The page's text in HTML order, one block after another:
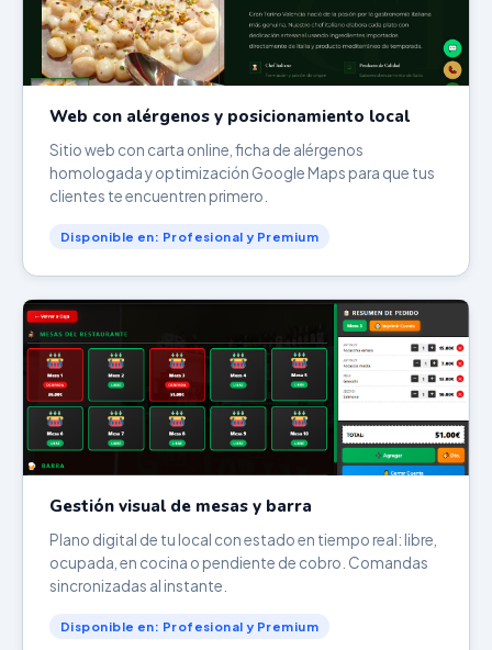
Web con alérgenos y posicionamiento local
Sitio web con carta online, ficha de alérgenos
homologada y optimización Google Maps para que tus
clientes te encuentren primero.
Disponible en: Profesional y Premium
Gestión visual de mesas y barra
Plano digital de tu local con estado en tiempo real: libre,
ocupada, en cocina o pendiente de cobro. Comandas
sincronizadas al instante.
Disponible en: Profesional y Premium